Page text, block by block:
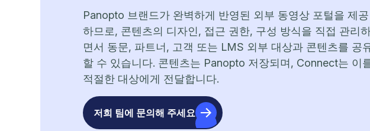
Panopto 브랜드가 완벽하게 반영된 외부 동영상 포털을 제공
하므로, 콘텐츠의 디자인, 접근 권한, 구성 방식을 직접 관리
면서 동문, 파트너, 고객 또는 LMS 외부 대상과 콘텐츠를 공
할 수 있습니다. 콘텐츠는 Panopto 저장되며, Connect는 이
적절한 대상에게 전달합니다.
저희 팀에 문의해 주세요